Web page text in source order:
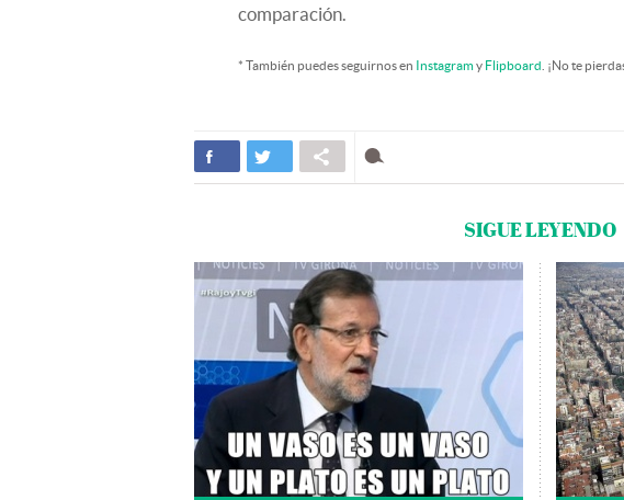
comparación.
* También puedes seguirnos en Instagramy Flipboard . ¡No te
SIGUE LEYENDO